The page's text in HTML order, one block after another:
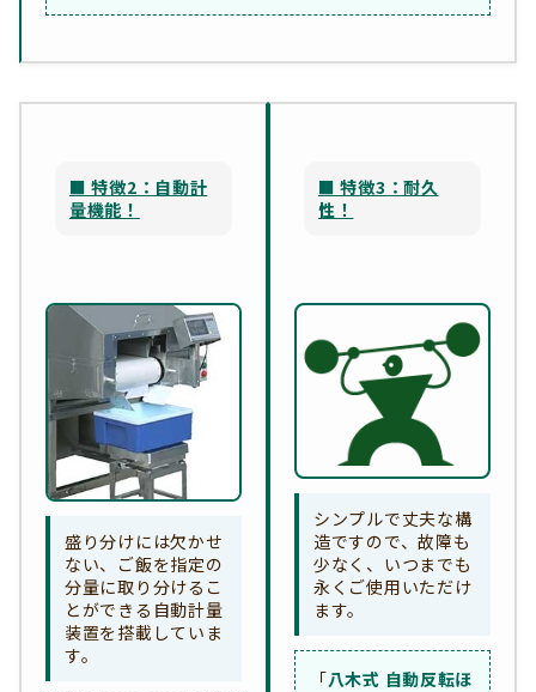
■ 特徴2：自動計
量機能！
盛り分けには欠かせ
ない、ご飯を指定の
分量に取り分けるこ
とができる自動計量
装置を搭載していま
す。
■ 特徴3：耐久
性！
シンプルで丈夫な構
造ですので、故障も
少なく、いつまでも
永くご使用いただけ
ます。
「八木式 自動反転ほ